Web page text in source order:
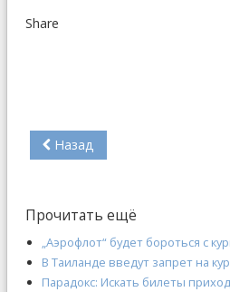
Share
Назад
Прочитать ещё
„Аэрофлот“ будет бороться с
В Таиланде введут запрет на
Парадокс: Искать билеты